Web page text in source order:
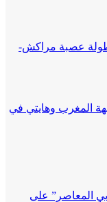
عصبة مراكش-
المغرب وهايتي في
المعاصر” على